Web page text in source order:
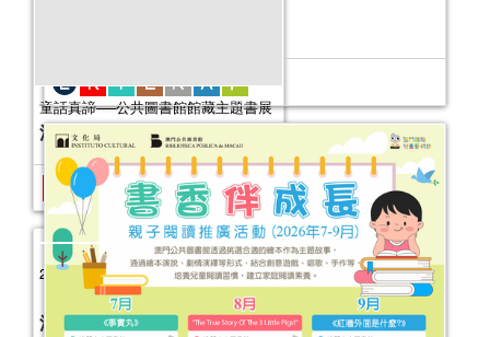
童話真諦──公共圖書館館藏主題書展
活動日期：2025年08月22日